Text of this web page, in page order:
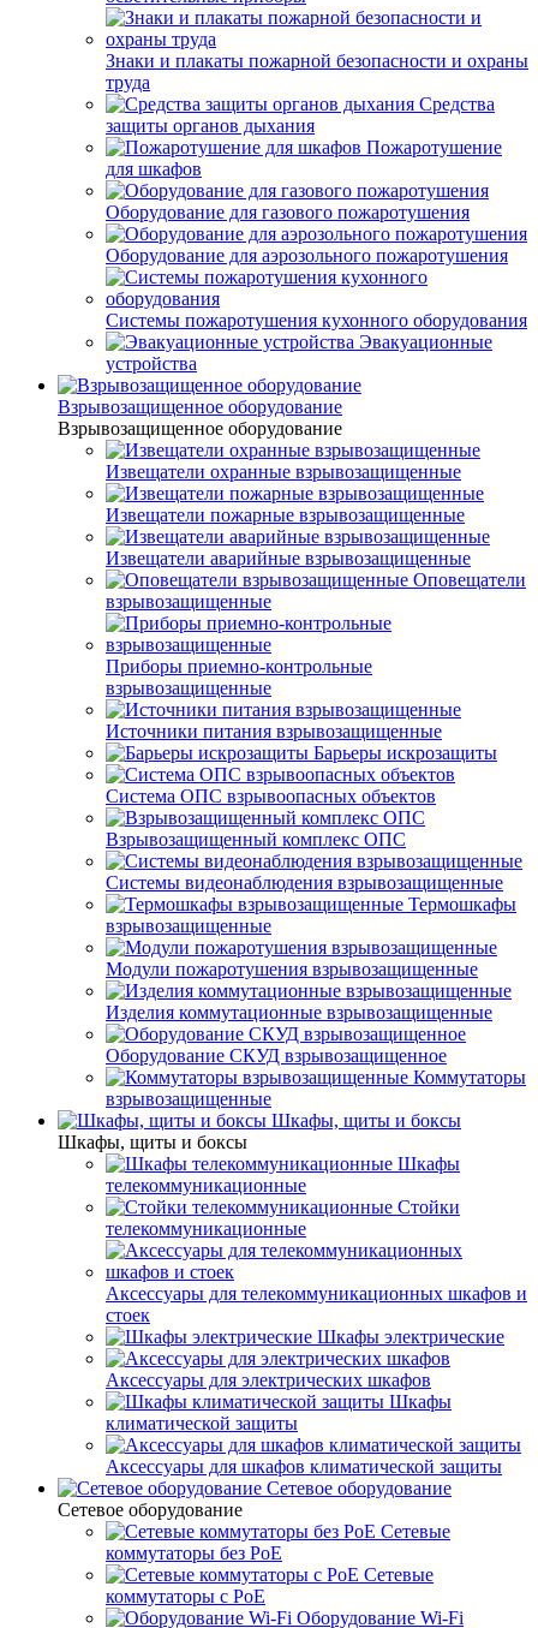
Знаки и плакаты пожарной безопасности и охраны
труда
Средства
защиты органов дыхания
Пожаротушение
для шкафов
Оборудование для газового пожаротушения
Оборудование для аэрозольного пожаротушения
Системы пожаротушения кухонного оборудования
Эвакуационные
устройства
Взрывозащищенное оборудование
Взрывозащищенное оборудование
Извещатели охранные взрывозащищенные
Извещатели пожарные взрывозащищенные
Извещатели аварийные взрывозащищенные
Оповещатели
взрывозащищенные
Приборы приемно-контрольные
взрывозащищенные
Источники питания взрывозащищенные
Барьеры искрозащиты
Система ОПС взрывоопасных объектов
Взрывозащищенный комплекс ОПС
Системы видеонаблюдения взрывозащищенные
Термошкафы
взрывозащищенные
Модули пожаротушения взрывозащищенные
Изделия коммутационные взрывозащищенные
Оборудование СКУД взрывозащищенное
Коммутаторы
взрывозащищенные
Шкафы, щиты и боксы
Шкафы, щиты и боксы
Шкафы
телекоммуникационные
Стойки
телекоммуникационные
Аксессуары для телекоммуникационных шкафов и
стоек
Шкафы электрические
Аксессуары для электрических шкафов
Шкафы
климатической защиты
Аксессуары для шкафов климатической защиты
Сетевое оборудование
Сетевое оборудование
Сетевые
коммутаторы без PoE
Сетевые
коммутаторы с PoE
Оборудование Wi-Fi